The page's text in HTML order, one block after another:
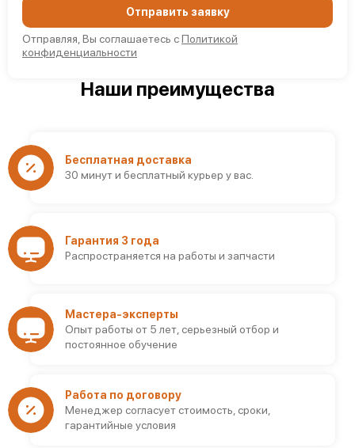
Отправить заявку
Отправляя, Вы соглашаетесь сПолитикой
конфиденциальности
Наши преимущества
Бесплатная доставка
30 минут и бесплатный курьер у вас.
Гарантия 3 года
Распространяется на работы и запчасти
Мастера-эксперты
Опыт работы от 5 лет, серьезный отбор и
постоянное обучение
Работа по договору
Менеджер согласует стоимость, сроки,
гарантийные условия